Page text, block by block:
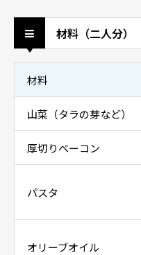
材料（二人分）
材料
山菜（タラの芽など）
厚切りベーコン
パスタ
オリーブオイル